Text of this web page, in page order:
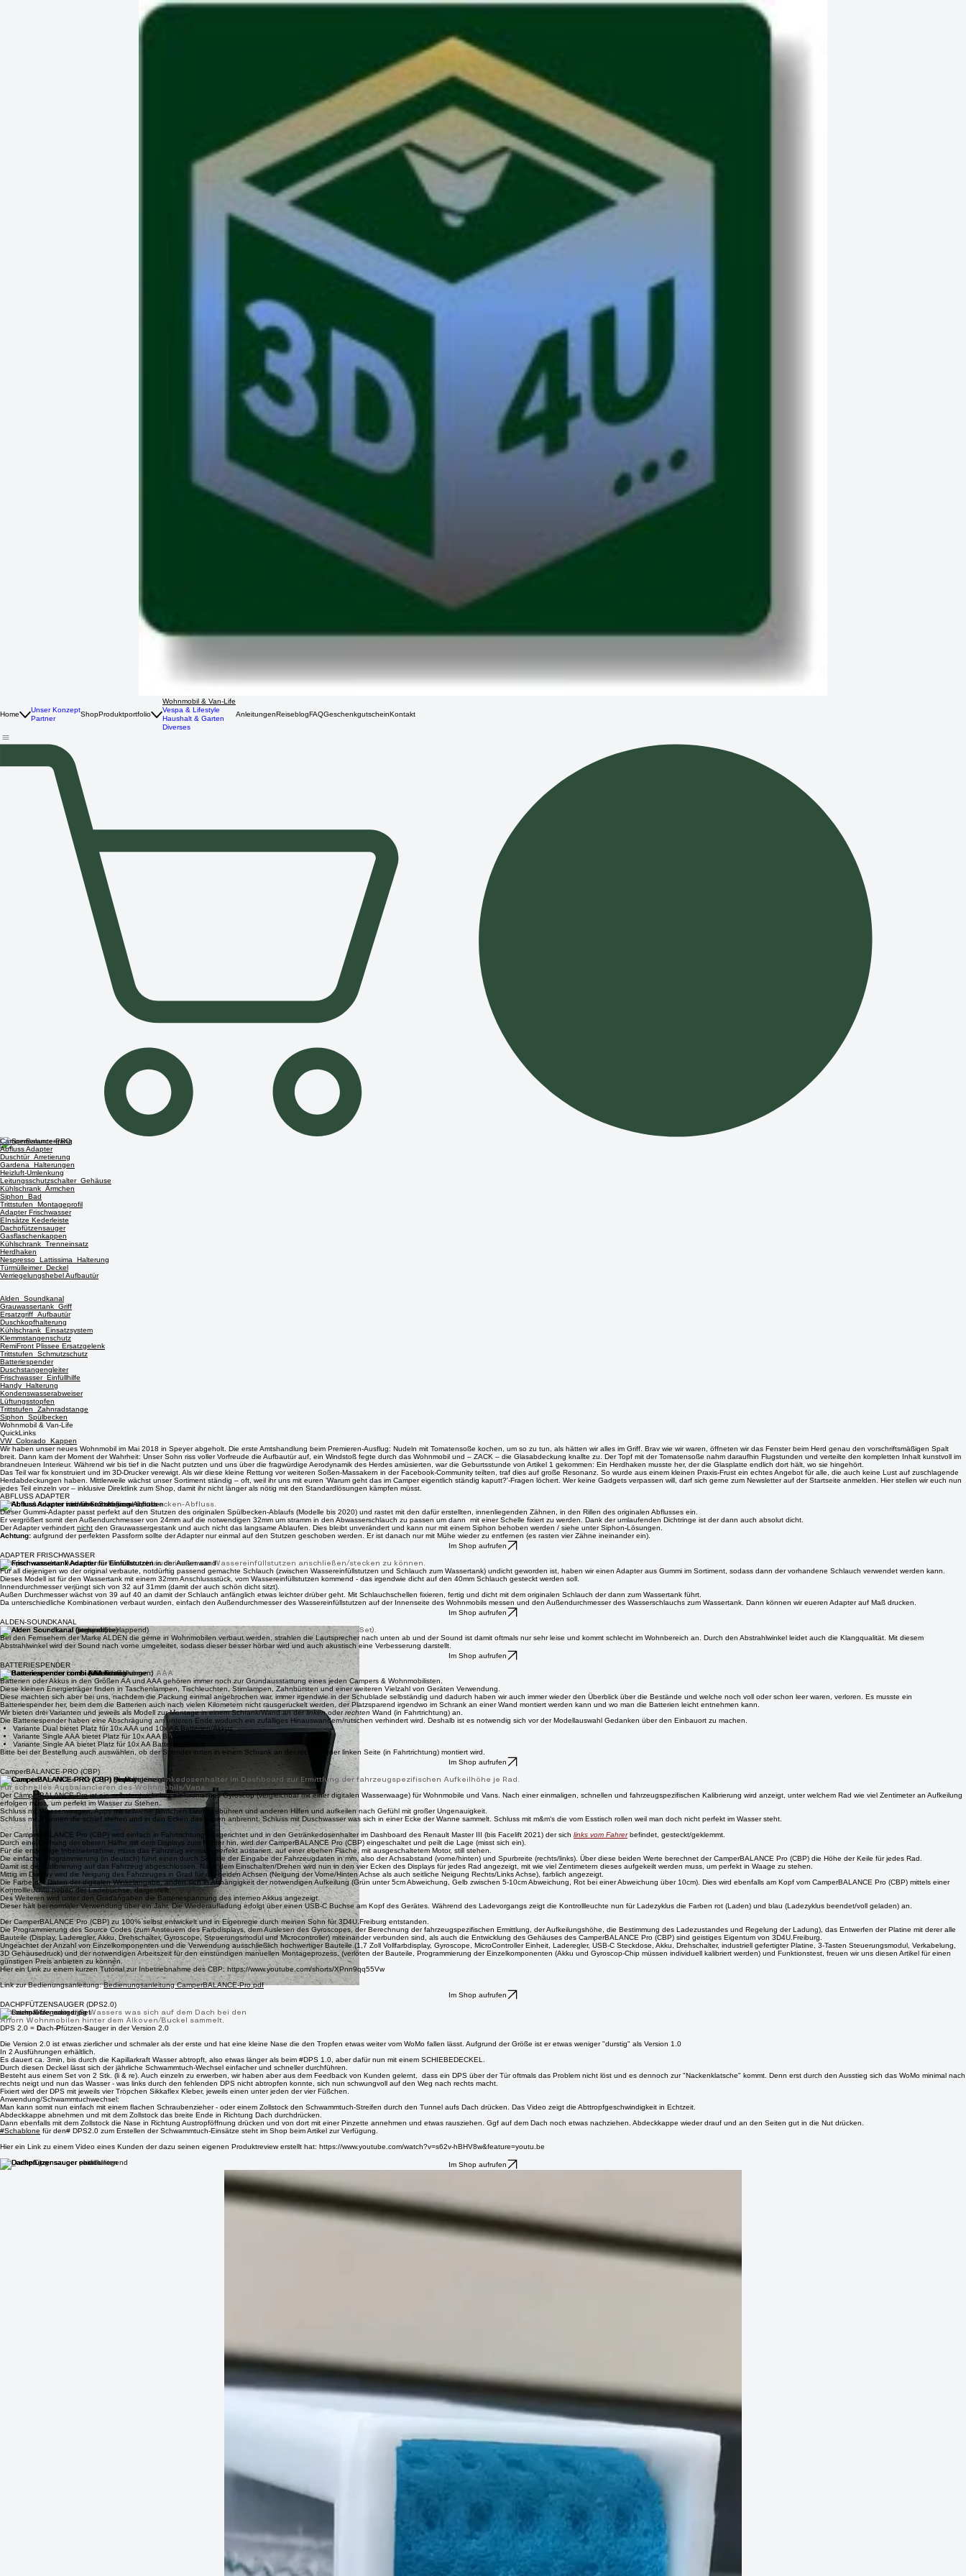
Home
Wohnmobil & Van-Life
CamperBalance-PRO
Abfluss Adapter
Duschtür_Arretierung
Gardena_Halterungen
Heizluft-Umlenkung
Leitungsschutzschalter_Gehäuse
Kühlschrank_Ärmchen
Siphon_Bad
Trittstufen_Montageprofil
Adapter Frischwasser
EInsätze Kederleiste
Dachpfützensauger
Gasflaschenkappen
Kühlschrank_Trenneinsatz
Herdhaken
Türmülleimer_Deckel
Verriegelungshebel Aufbautür
Alden_Soundkanal
Grauwassertank_Griff
Ersatzgriff_Aufbautür
Duschkopfhalterung
Kühlschrank_Einsatzsystem
Klemmstangenschutz
RemiFront Plissee Ersatzgelenk
Trittstufen_Schmutzschutz
Batteriespender
Duschstangengleiter
Frischwasser_Einfüllhilfe
Handy_Halterung
Kondenswasserabweiser
Lüftungsstopfen
Trittstufen_Zahnradstange
Siphon_Spülbecken
Wohnmobil & Van-Life
QuickLinks
VW_Colorado_Kappen
Wir haben unser neues Wohnmobil im Mai 2018 in Speyer abgeholt. Die erste Amtshandlung beim Premieren-Ausflug: Nudeln mit Tomatensoße kochen, um so zu tun, als hätten wir alles im Griff. Brav wie wir waren, öffneten wir das Fenster beim Herd genau den vorschriftsmäßigen Spalt
breit. Dann kam der Moment der Wahrheit: Unser Sohn riss voller Vorfreude die Aufbautür auf, ein Windstoß fegte durch das Wohnmobil und – ZACK – die Glasabdeckung knallte zu. Der Topf mit der Tomatensoße nahm daraufhin Flugstunden und verteilte den kompletten Inhalt kunstvoll im
brandneuen Interieur. Während wir bis tief in die Nacht putzten und uns über die fragwürdige Aerodynamik des Herdes amüsierten, war die Geburtsstunde von Artikel 1 gekommen: Ein Herdhaken musste her, der die Glasplatte endlich dort hält, wo sie hingehört.
Das Teil war fix konstruiert und im 3D-Drucker verewigt. Als wir diese kleine Rettung vor weiteren Soßen-Massakern in der Facebook-Community teilten, traf dies auf große Resonanz. So wurde aus einem kleinen Praxis-Frust ein echtes Angebot für alle, die auch keine Lust auf zuschlagende
Herdabdeckungen haben. Mittlerweile wächst unser Sortiment ständig – oft, weil ihr uns mit euren 'Warum geht das im Camper eigentlich ständig kaputt?'-Fragen löchert. Wer keine Gadgets verpassen will, darf sich gerne zum Newsletter auf der Startseite anmelden. Hier stellen wir euch nun
jedes Teil einzeln vor – inklusive Direktlink zum Shop, damit ihr nicht länger als nötig mit den Standardlösungen kämpfen müsst.
ABFLUSS ADAPTER
Abfluss Adapter für Ahorn original Spülbecken-Abfluss.
Dieser Gummi-Adapter passt perfekt auf den Stutzen des originalen Spülbecken-Ablaufs (Modelle bis 2020) und rastet mit den dafür erstellten, innenliegenden Zähnen, in den Rillen des originalen Abflusses ein.
Er vergrößert somit den Außendurchmesser von 24mm auf die notwendigen 32mm um stramm in den Abwasserschlauch zu passen um dann mit einer Schelle fixiert zu werden. Dank der umlaufenden Dichtringe ist der dann auch absolut dicht.
Der Adapter verhindertnichtden Grauwassergestank und auch nicht das langsame Ablaufen. Dies bleibt unverändert und kann nur mit einem Siphon behoben werden / siehe unter Siphon-Lösungen.
Achtung:aufgrund der perfekten Passform sollte der Adapter nur einmal auf den Stutzen geschoben werden. Er ist danach nur mit Mühe wieder zu entfernen (es rasten vier Zähne ineinander ein).
Im Shop aufrufen
ADAPTER FRISCHWASSER
Adapter um den Anschluss-Wasserschlauch innen am Wassereinfüllstutzen anschließen/stecken zu können.
Für all diejenigen wo der original verbaute, notdürftig passend gemachte Schlauch (zwischen Wassereinfüllstutzen und Schlauch zum Wassertank) undicht geworden ist, haben wir einen Adapter aus Gummi im Sortiment, sodass dann der vorhandene Schlauch verwendet werden kann.
Dieses Modell ist für den Wassertank mit einem 32mm Anschlussstück, vom Wassereinfüllstutzen kommend - das irgendwie dicht auf den 40mm Schlauch gesteckt werden soll.
Außen Durchmesser wächst von 39 auf 40 an damit der Schlauch anfänglich etwas leichter drüber geht. Mit Schlauchschellen fixieren, fertig und dicht mit dem originalen Schlauch der dann zum Wassertank führt.
Da unterschiedliche Kombinationen verbaut wurden, einfach den Außendurchmesser des Wassereinfüllstutzen auf der Innenseite des Wohnmobils messen und den Außendurchmesser des Wasserschlauchs zum Wassertank. Dann können wir eueren Adapter auf Maß drucken.
Im Shop aufrufen
ALDEN-SOUNDKANAL
Zum Verändern des Abstrahlwinkels für den Ton der Lautsprecher in ALDEN Fernsehern (2er Set).
Bei den Fernsehern der Marke ALDEN die gerne in Wohnmobilen verbaut werden, strahlen die Lautsprecher nach unten ab und der Sound ist damit oftmals nur sehr leise und kommt schlecht im Wohnbereich an. Durch den Abstrahlwinkel leidet auch die Klangqualität. Mit diesem
Abstrahlwinkel wird der Sound nach vorne umgeleitet, sodass dieser besser hörbar wird und auch akustisch eine Verbesserung darstellt.
Im Shop aufrufen
BATTERIESPENDER
Batteriespender für die Größen AA und AAA
Batterien oder Akkus in den Größen AA und AAA gehören immer noch zur Grundausstattung eines jeden Campers & Wohnmobilisten.
Diese kleinen Energieträger finden in Taschenlampen, Tischleuchten, Stirnlampen, Zahnbürsten und einer weiteren Vielzahl von Geräten Verwendung.
Diese machten sich aber bei uns, nachdem die Packung einmal angebrochen war, immer irgendwie in der Schublade selbständig und dadurch haben wir auch immer wieder den Überblick über die Bestände und welche noch voll oder schon leer waren, verloren. Es musste ein
Batteriespender her, beim dem die Batterien auch nach vielen Kilometern nicht rausgeruckelt werden, der Platzsparend irgendwo im Schrank an einer Wand montiert werden kann und wo man die Batterien leicht entnehmen kann.
Wir bieten drei Varianten und jeweils als Modell zur Montage in einem Schrank/Wand an der
oder rechten
Die Batteriespender haben eine Abschrägung am unteren Ende wodurch ein zufälliges Hinauswandern/rutschen verhindert wird. Deshalb ist es notwendig sich vor der Modellauswahl Gedanken über den Einbauort zu machen.
Variante Dual bietet Platz für 10x AAA und 10x AA Batterien/Akkus
Variante Single AAA bietet Platz für 10x AAA Batterien/Akkus
Variante Single AA bietet Platz für 10x AA Batterien/Akkus
Bitte bei der Bestellung auch auswählen, ob der Spender innen in einem Schrank an der rechten oder linken Seite (in Fahrtrichtung) montiert wird.
Im Shop aufrufen
CamperBALANCE-PRO (CBP)
Elektronische Wasserwaage für den Getränkedosenhalter im Dashboard zur Ermittlung der fahrzeugspezifischen Aufkeilhöhe je Rad.
Für schnelles Ausbalancieren des Wohnmobils/Vans.
DerCamperBALANCE-Pro
ist ein selbstentwickeltes elektronisches Gyroscop (vergleichbar mit einer digitalen Wasserwaage) für Wohnmobile und Vans. Nach einer einmaligen, schnellen und fahrzeugspezifischen Kalibrierung wird anzeigt, unter welchem Rad wie viel Zentimeter an Aufkeilung
erfolgen muss, um perfekt im Wasser zu Stehen.
Schluss mit Wasserwaagen, Apps mit teilweise jährlichen Lizenzgebühren und anderen Hilfen und aufkeilen nach Gefühl mit großer Ungenauigkeit.
Schluss mit Pfannen die schief stehen und in den Ecken das Essen anbrennt. Schluss mit Duschwasser was sich in einer Ecke der Wanne sammelt. Schluss mit m&m‘s die vom Esstisch rollen weil man doch nicht perfekt im Wasser steht.
Der CamperBALANCE Pro (CBP) wird einfach in Fahrtrichtung ausgerichtet und in den Getränkedosenhalter im Dashboard des Renault Master III (bis Facelift 2021) der sichlinks vom Fahrerbefindet, gesteckt/geklemmt.
Durch eine Drehung der oberen Hälfte mit dem Displays zum Fahrer hin, wird der CamperBALANCE Pro (CBP) eingeschaltet und peilt die Lage (misst sich ein).
Für die erstmalige Inbetriebnahme, muss das Fahrzeug einmalig perfekt austariert, auf einer ebenen Fläche, mit ausgeschaltetem Motor, still stehen.
Die einfache Programmierung (in deutsch) führt einen durch Schritte der Eingabe der Fahrzeugdaten in mm, also der Achsabstand (vorne/hinten) und Spurbreite (rechts/links). Über diese beiden Werte berechnet der CamperBALANCE Pro (CBP) die Höhe der Keile für jedes Rad.
Damit ist die Kalibrierung auf das Fahrzeug abgeschlossen. Nach dem Einschalten/Drehen wird nun in den vier Ecken des Displays für jedes Rad angezeigt, mit wie viel Zentimetern dieses aufgekeilt werden muss, um perfekt in Waage zu stehen.
Mittig im Display wird die Neigung des Fahrzeuges in Grad für die beiden Achsen (Neigung der Vorne/Hinten Achse als auch seitliche Neigung Rechts/Links Achse), farblich angezeigt.
Die Farbe der Daten der digitalen Winkelangabe, ändert sich in Abhängigkeit der notwendigen Aufkeilung (Grün unter 5cm Abweichung, Gelb zwischen 5-10cm Abweichung, Rot bei einer Abweichung über 10cm). Dies wird ebenfalls am Kopf vom CamperBALANCE Pro (CBP) mittels einer
Kontrollleuchte neben der Ladebuchse, dargestellt.
Des Weiteren wird unter den Gradangaben die Batteriespannung des internen Akkus angezeigt.
Dieser hält bei normaler Verwendung über ein Jahr. Die Wiederaufladung erfolgt über einen USB-C Buchse am Kopf des Gerätes. Während des Ladevorgangs zeigt die Kontrollleuchte nun für Ladezyklus die Farben rot (Laden) und blau (Ladezyklus beendet/voll geladen) an.
Der CamperBALANCE Pro (CBP) zu 100% selbst entwickelt und in Eigenregie durch meinen Sohn für 3D4U.Freiburg entstanden.
Die Programmierung des Source Codes (zum Ansteuern des Farbdisplays, dem Auslesen des Gyroscopes, der Berechnung der fahrzeugspezifischen Ermittlung, der Aufkeilungshöhe, die Bestimmung des Ladezustandes und Regelung der Ladung), das Entwerfen der Platine mit derer alle
Bauteile (Display, Laderegler, Akku, Drehschalter, Gyroscope, Steuerungsmodul und Microcontroller) miteinander verbunden sind, als auch die Entwicklung des Gehäuses des CamperBALANCE Pro (CBP) sind geistiges Eigentum von 3D4U.Freiburg.
Ungeachtet der Anzahl von Einzelkomponenten und die Verwendung ausschließlich hochwertiger Bauteile (1,7 Zoll Vollfarbdisplay, Gyroscope, MicroController Einheit, Laderegler, USB-C Steckdose, Akku, Drehschalter, industriell gefertigter Platine, 3-Tasten Steuerungsmodul, Verkabelung,
3D Gehäusedruck) und der notwendigen Arbeitszeit für den einstündigen manuellen Montageprozess, (verlöten der Bauteile, Programmierung der Einzelkomponenten (Akku und Gyroscop-Chip müssen individuell kalibriert werden) und Funktionstest, freuen wir uns diesen Artikel für einen
günstigen Preis anbieten zu können.
Hier ein Link zu einem kurzen Tutorial zur Inbetriebnahme des CBP: https://www.youtube.com/shorts/XPnn9qq55Vw
Link zur Bedienungsanleitung:Bedienungsanleitung CamperBALANCE-Pro.pdf
DACHPFÜTZENSAUGER (DPS2.0)
Set zum Ablassen des Wassers was sich auf dem Dach bei den
Ahorn Wohnmobilen hinter dem Alkoven/Buckel sammelt.
DPS 2.0 =D ach-Pfützen-Sauger in der Version 2.0
Die Version 2.0 ist etwas zierlicher und schmaler als der erste und hat eine kleine Nase die den Tropfen etwas weiter vom WoMo fallen lässt. Aufgrund der Größe ist er etwas weniger "durstig" als Version 1.0
In 2 Ausführungen erhältlich.
Es dauert ca. 3min, bis durch die Kapillarkraft Wasser abtropft, also etwas länger als beim #DPS 1.0, aber dafür nun mit einem SCHIEBEDECKEL.
Durch diesen Deckel lässt sich der jährliche Schwammtuch-Wechsel einfacher und schneller durchführen.
Besteht aus einem Set von 2 Stk. (li & re). Auch einzeln zu erwerben, wir haben aber aus dem Feedback von Kunden gelernt, dass ein DPS über der Tür oftmals das Problem nicht löst und es dennoch zur "Nackenklatsche" kommt. Denn erst durch den Ausstieg sich das WoMo minimal nach
rechts neigt und nun das Wasser - was links durch den fehlenden DPS nicht abtropfen konnte, sich nun schwungvoll auf den Weg nach rechts macht.
Fixiert wird der DPS mit jeweils vier Tröpchen Sikkaflex Kleber, jeweils einen unter jeden der vier Füßchen.
Anwendung/Schwammtuchwechsel:
Man kann somit nun einfach mit einem flachen Schraubenzieher - oder einem Zollstock den Schwammtuch-Streifen durch den Tunnel aufs Dach drücken. Das Video zeigt die Abttropfgeschwindigkeit in Echtzeit.
Abdeckkappe abnehmen und mit dem Zollstock das breite Ende in Richtung Dach durchdrücken.
Dann ebenfalls mit dem Zollstock die Nase in Richtung Austropföffnung drücken und von dort mit einer Pinzette annehmen und etwas rausziehen. Ggf auf dem Dach noch etwas nachziehen. Abdeckkappe wieder drauf und an den Seiten gut in die Nut drücken.
#Schablonefür den# DPS2.0 zum Erstellen der Schwammtuch-Einsätze steht im Shop beim Artikel zur Verfügung.
Hier ein Link zu einem Video eines Kunden der dazu seinen eigenen Produktreview erstellt hat: https://www.youtube.com/watch?v=s62v-hBHV8w&feature=youtu.be